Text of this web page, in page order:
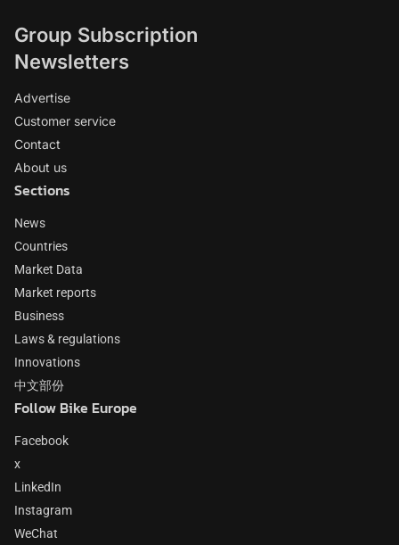
Group Subscription
Newsletters
Advertise
Customer service
Contact
About us
Sections
News
Countries
Market Data
Market reports
Business
Laws & regulations
Innovations
中文部份
Follow Bike Europe
Facebook
x
LinkedIn
Instagram
WeChat